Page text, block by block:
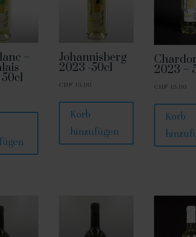
– Johannisberg
2023 -50cl
CHF 13.00
Korb
hinzufügen
2023 –
CHF 13.00
Korb